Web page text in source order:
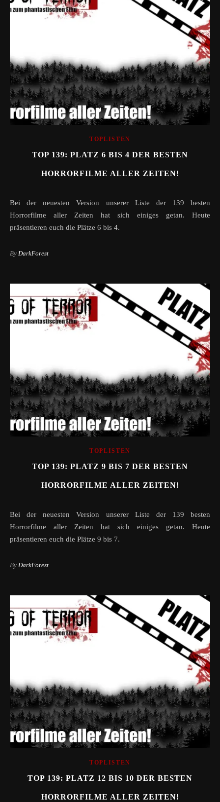
TOPLISTEN
TOP 139: PLATZ 6 BIS 4 DER BESTEN
HORRORFILME ALLER ZEITEN!
Bei der neuesten Version unserer Liste der 139 besten
Horrorfilme aller Zeiten hat sich einiges getan. Heute
präsentieren euch die Plätze 6 bis 4.
By DarkForest
TOPLISTEN
TOP 139: PLATZ 9 BIS 7 DER BESTEN
HORRORFILME ALLER ZEITEN!
Bei der neuesten Version unserer Liste der 139 besten
Horrorfilme aller Zeiten hat sich einiges getan. Heute
präsentieren euch die Plätze 9 bis 7.
By DarkForest
TOPLISTEN
TOP 139: PLATZ 12 BIS 10 DER BESTEN
HORRORFILME ALLER ZEITEN!